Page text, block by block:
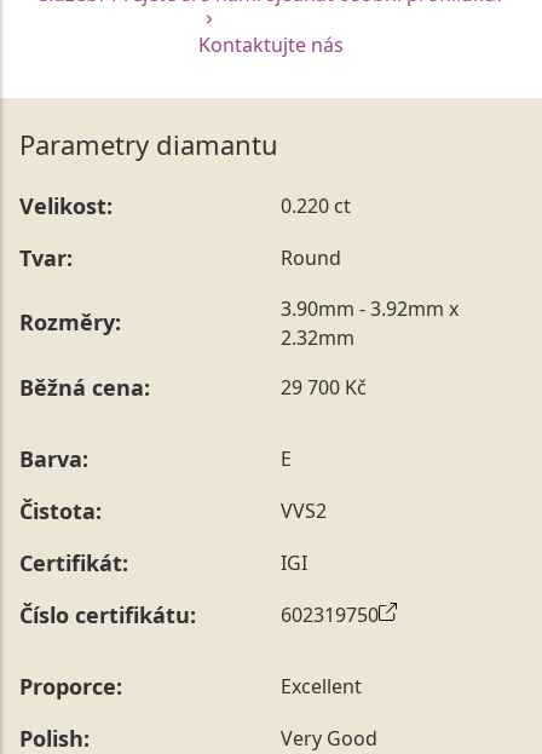
Kontaktujte nás
Parametry diamantu
Velikost: 0.220 ct
Tvar: Round
Rozměry:
3.90mm - 3.92mm x
2.32mm
Běžná cena: 29 700 Kč
Barva: E
Čistota: VVS2
Certifikát: IGI
Číslo certifikátu: 602319750
Proporce: Excellent
Polish: Very Good